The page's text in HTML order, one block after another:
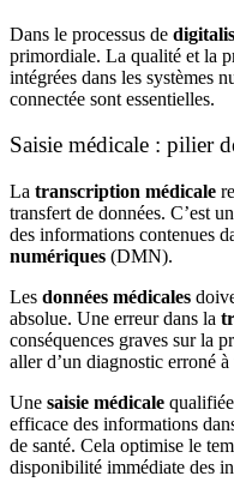
Dans le processus de
primordiale. La qualité et la
intégrées dans les systèmes
connectée sont essentielles.
Saisie médicale : pilier
La transcription médicale
transfert de données. C’est
des informations contenues
numériques (DMN).
Les données médicales
absolue. Une erreur dans la
conséquences graves sur la
aller d’un diagnostic erroné
Une saisie médicale
efficace des informations
de santé. Cela optimise le
disponibilité immédiate des